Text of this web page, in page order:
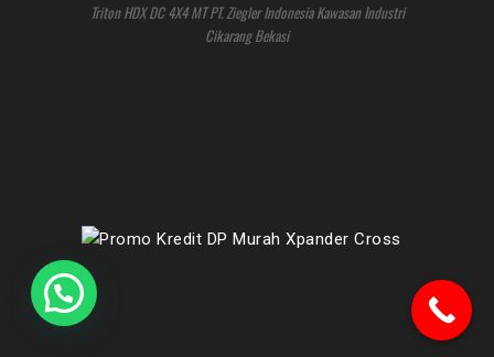
Triton HDX DC 4X4 MT PT. Ziegler Indonesia Kawasan Industri
Cikarang Bekasi